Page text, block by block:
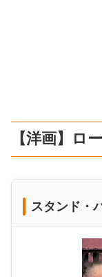
【洋画】ロ
スタン